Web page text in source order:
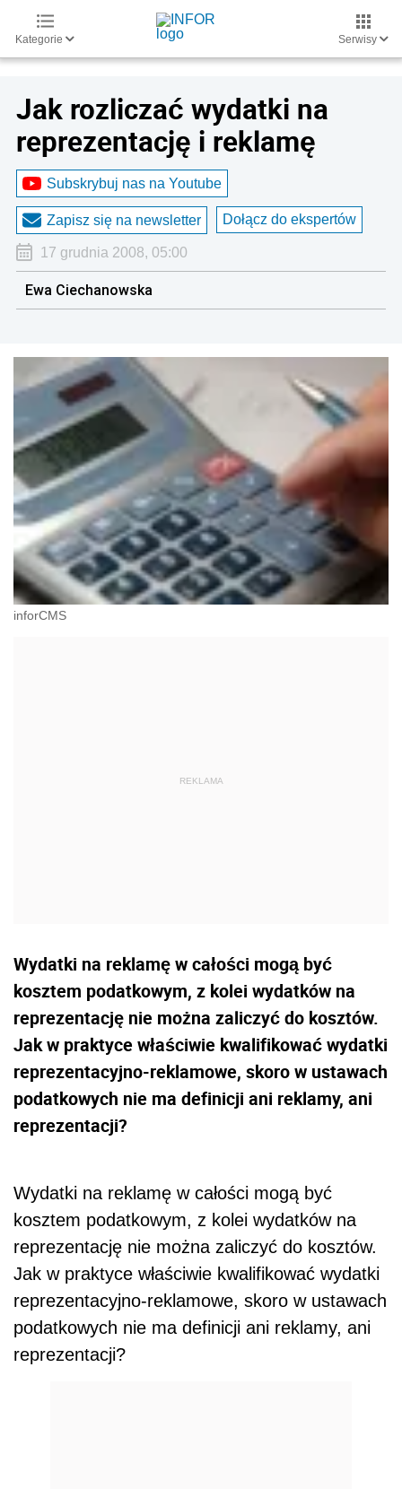
Kategorie Serwisy
Jak rozliczać wydatki na
reprezentację i reklamę
Subskrybuj nas na Youtube
Zapisz się na newsletter Dołącz do ekspertów
17 grudnia 2008, 05:00
Ewa Ciechanowska
inforCMS
Wydatki na reklamę w całości mogą być
kosztem podatkowym, z kolei wydatków na
reprezentację nie można zaliczyć do kosztów.
Jak w praktyce właściwie kwalifikować wydatki
reprezentacyjno-reklamowe, skoro w ustawach
podatkowych nie ma definicji ani reklamy, ani
reprezentacji?
Wydatki na reklamę w całości mogą być
kosztem podatkowym, z kolei wydatków na
reprezentację nie można zaliczyć do kosztów.
Jak w praktyce właściwie kwalifikować wydatki
reprezentacyjno-reklamowe, skoro w ustawach
podatkowych nie ma definicji ani reklamy, ani
reprezentacji?